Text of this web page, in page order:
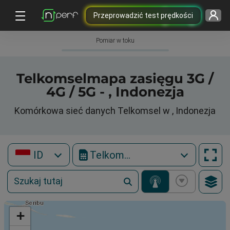
Przeprowadzić test prędkości
Pomiar w toku
Telkomselmapa zasięgu 3G /
4G / 5G - , Indonezja
Komórkowa sieć danych Telkomsel w , Indonezja
ID Telkomsel
+